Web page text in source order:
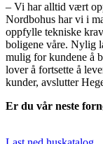
– Vi har alltid vært
Nordbohus har vi i
oppfylle tekniske
boligene våre. Nylig
mulig for kundene å
lover å fortsette å
kunder, avslutter
Er du vår neste